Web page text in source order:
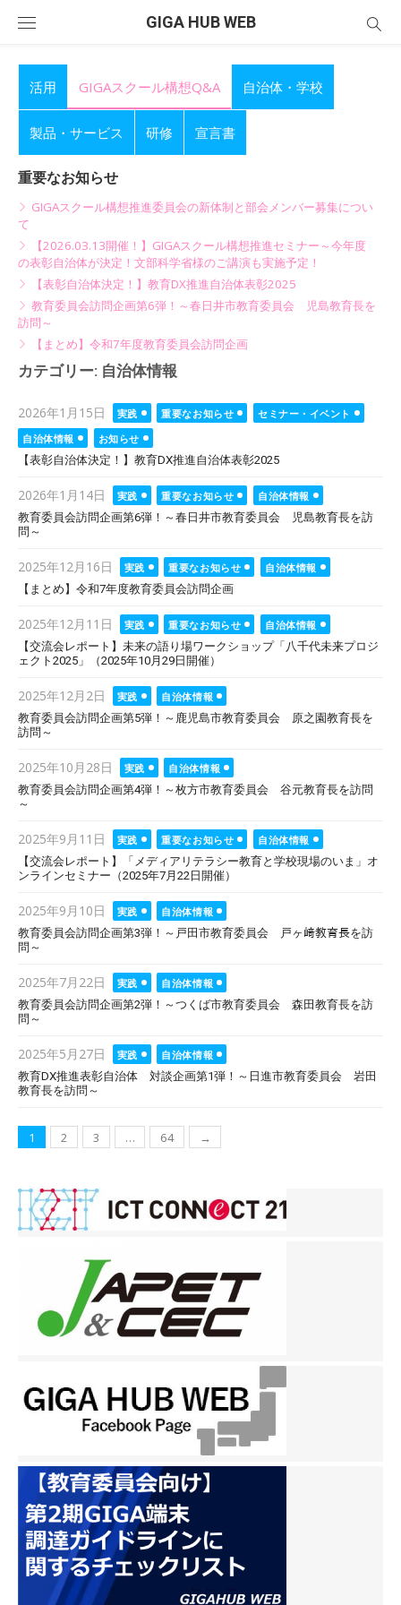
GIGA HUB WEB
活用 GIGAスクール構想Q&A 自治体・学校
製品・サービス 研修 宣言書
重要なお知らせ
GIGAスクール構想推進委員会の新体制と部会メンバー募集につい
て
【2026.03.13開催！】GIGAスクール構想推進セミナー～今年度
の表彰自治体が決定！文部科学省様のご講演も実施予定！
【表彰自治体決定！】教育DX推進自治体表彰2025
教育委員会訪問企画第6弾！～春日井市教育委員会 児島教育長を
訪問～
【まとめ】令和7年度教育委員会訪問企画
カテゴリー: 自治体情報
Posted
on
2026年1月15日 実践 重要なお知らせ
セミナー・イベント
自治体情報
お知らせ
【表彰自治体決定！】教育DX推進自治体表彰2025
Posted
on
2026年1月14日 実践 重要なお知らせ
自治体情報
教育委員会訪問企画第6弾！～春日井市教育委員会 児島教育長を訪
問～
Posted
on
2025年12月16日 実践 重要なお知らせ
自治体情報
【まとめ】令和7年度教育委員会訪問企画
Posted
on
2025年12月11日 実践 重要なお知らせ
自治体情報
【交流会レポート】未来の語り場ワークショップ「八千代未来プロジ
ェクト2025」（2025年10月29日開催）
Posted
on
2025年12月2日 実践
自治体情報
教育委員会訪問企画第5弾！～鹿児島市教育委員会 原之園教育長を
訪問～
Posted
on
2025年10月28日 実践
自治体情報
教育委員会訪問企画第4弾！～枚方市教育委員会 谷元教育長を訪問
～
Posted
on
2025年9月11日 実践 重要なお知らせ
自治体情報
【交流会レポート】「メディアリテラシー教育と学校現場のいま」オ
ンラインセミナー（2025年7月22日開催）
Posted
on
2025年9月10日 実践
自治体情報
教育委員会訪問企画第3弾！～戸田市教育委員会 戸ヶ﨑教育長を訪
問～
Posted
on
2025年7月22日 実践
自治体情報
教育委員会訪問企画第2弾！～つくば市教育委員会 森田教育長を訪
問～
Posted
on
2025年5月27日 実践
自治体情報
教育DX推進表彰自治体 対談企画第1弾！～日進市教育委員会 岩田
教育長を訪問～
投
ナ
ビ
ゲ
ョ
1 2 3 … 64 →